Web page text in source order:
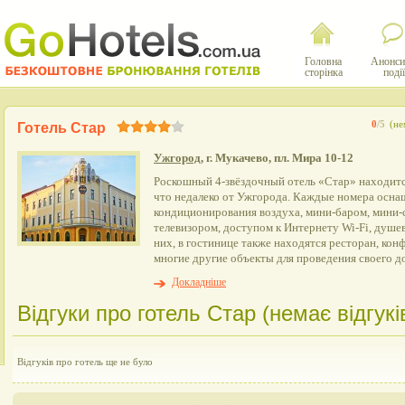
Головна
сторінка
події
0/5
Готель Стар
Ужгород, г. Мукачево, пл. Мира 10-12
Роскошный 4-звёздочный отель «Стар»
что недалеко от Ужгорода. Каждые номера
кондиционирования воздуха, мини-баром,
телевизором, доступом к Интернету Wi-Fi,
них, в гостинице также находятся ресторан,
многие другие объекты для проведения своего
Докладніше
Відгуки про готель Стар (немає
Відгуків про готель ще не було